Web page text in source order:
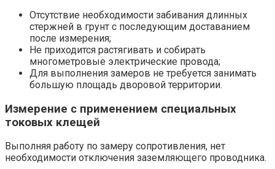
Отсутствие необходимости забивания длинных
стержней в грунт с последующим доставанием
после измерения;
Не приходится растягивать и собирать
многометровые электрические провода;
Для выполнения замеров не требуется занимать
большую площадь дворовой территории.
Измерение с применением специальных
токовых клещей
Выполняя работу по замеру сопротивления, нет
необходимости отключения заземляющего проводника.